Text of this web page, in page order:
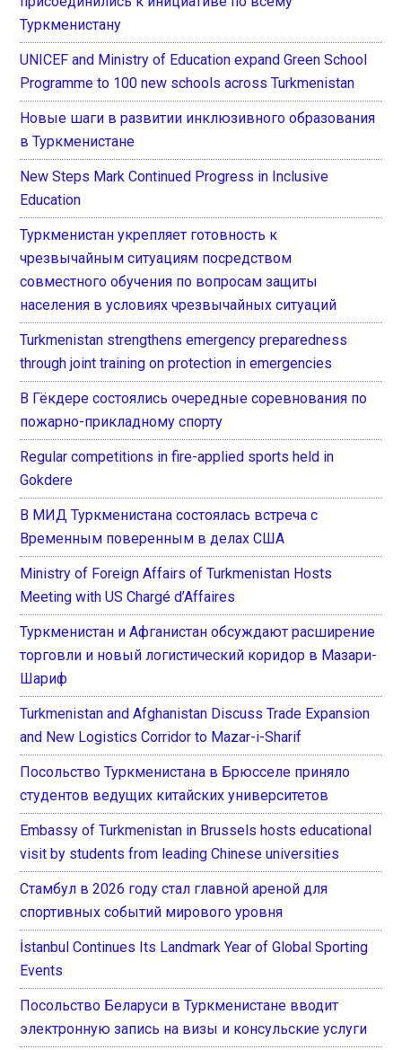
Туркменистану
UNICEF and Ministry of Education expand Green School
Programme to 100 new schools across Turkmenistan
Новые шаги в развитии инклюзивного образования
в Туркменистане
New Steps Mark Continued Progress in Inclusive
Education
Туркменистан укрепляет готовность к
чрезвычайным ситуациям посредством
совместного обучения по вопросам защиты
населения в условиях чрезвычайных ситуаций
Turkmenistan strengthens emergency preparedness
through joint training on protection in emergencies
В Гёкдере состоялись очередные соревнования по
пожарно-прикладному спорту
Regular competitions in fire-applied sports held in
Gokdere
В МИД Туркменистана состоялась встреча с
Временным поверенным в делах США
Ministry of Foreign Affairs of Turkmenistan Hosts
Meeting with US Chargé d’Affaires
Туркменистан и Афганистан обсуждают расширение
торговли и новый логистический коридор в Мазари-
Шариф
Turkmenistan and Afghanistan Discuss Trade Expansion
and New Logistics Corridor to Mazar-i-Sharif
Посольство Туркменистана в Брюсселе приняло
студентов ведущих китайских университетов
Embassy of Turkmenistan in Brussels hosts educational
visit by students from leading Chinese universities
Стамбул в 2026 году стал главной ареной для
спортивных событий мирового уровня
İstanbul Continues Its Landmark Year of Global Sporting
Events
Посольство Беларуси в Туркменистане вводит
электронную запись на визы и консульские услуги